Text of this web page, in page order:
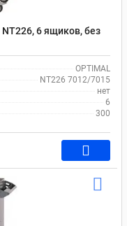
6 ящиков, без
OPTIMAL
NT226 7012/7015
нет
6
300